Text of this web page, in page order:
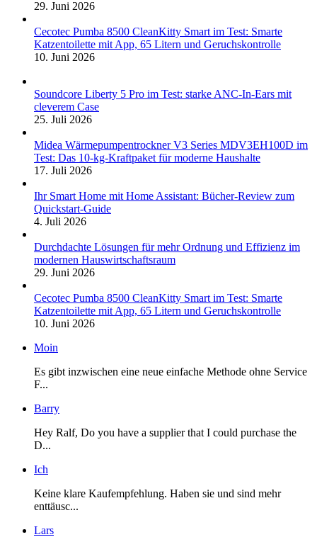
29. Juni 2026
Cecotec Pumba 8500 CleanKitty Smart im Test: Smarte
Katzentoilette mit App, 65 Litern und Geruchskontrolle
10. Juni 2026
Soundcore Liberty 5 Pro im Test: starke ANC-In-Ears mit
cleverem Case
25. Juli 2026
Midea Wärmepumpentrockner V3 Series MDV3EH100D im
Test: Das 10-kg-Kraftpaket für moderne Haushalte
17. Juli 2026
Ihr Smart Home mit Home Assistant: Bücher-Review zum
Quickstart-Guide
4. Juli 2026
Durchdachte Lösungen für mehr Ordnung und Effizienz im
modernen Hauswirtschaftsraum
29. Juni 2026
Cecotec Pumba 8500 CleanKitty Smart im Test: Smarte
Katzentoilette mit App, 65 Litern und Geruchskontrolle
10. Juni 2026
Moin
Es gibt inzwischen eine neue einfache Methode ohne Service
F...
Barry
Hey Ralf, Do you have a supplier that I could purchase the
D...
Ich
Keine klare Kaufempfehlung. Haben sie und sind mehr
enttäusc...
Lars